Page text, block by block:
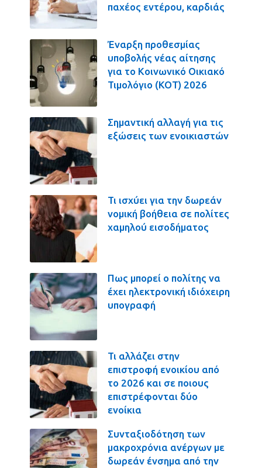
παχέος εντέρου, καρδιάς
Έναρξη προθεσμίας
υποβολής νέας αίτησης
για το Κοινωνικό Οικιακό
Τιμολόγιο (ΚΟΤ) 2026
Σημαντική αλλαγή για τις
εξώσεις των ενοικιαστών
Τι ισχύει για την δωρεάν
νομική βοήθεια σε πολίτες
χαμηλού εισοδήματος
Πως μπορεί ο πολίτης να
έχει ηλεκτρονική ιδιόχειρη
υπογραφή
Τι αλλάζει στην
επιστροφή ενοικίου από
το 2026 και σε ποιους
επιστρέφονται δύο
ενοίκια
Συνταξιοδότηση των
μακροχρόνια ανέργων με
δωρεάν ένσημα από την